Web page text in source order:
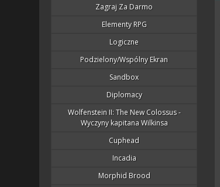
Zagraj Za Darmo
Elementy RPG
Logiczne
Podzielony/wspólny Ekran
Sandbox
Diplomacy
Wolfenstein II: The New Colossus -
Wyczyny kapitana Wilkinsa
Cuphead
Incadia
Morphid Brood